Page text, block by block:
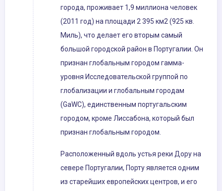
города, проживает 1,9 миллиона человек
(2011 год) на площади 2 395 км2 (925 кв.
Миль), что делает его вторым самый
большой городской район в Португалии. Он
признан глобальным городом гамма-
уровня Исследовательской группой по
глобализации и глобальным городам
(GaWC), единственным португальским
городом, кроме Лиссабона, который был
признан глобальным городом.
Расположенный вдоль устья реки Дору на
севере Португалии, Порту является одним
из старейших европейских центров, и его